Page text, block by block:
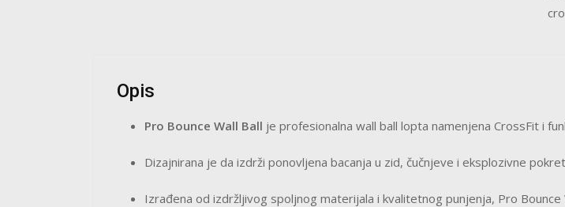
Opis
Pro Bounce Wall Ball je profesionalna wall ball lopta namenjena CrossFit i
Dizajnirana je da izdrži ponovljena bacanja u zid, čučnjeve i eksplozivne
Izrađena od izdržljivog spoljnog materijala i kvalitetnog punjenja, Pro